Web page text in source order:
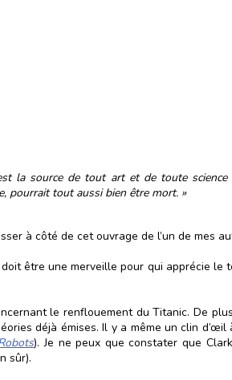
la source de tout art et de toute
pourrait tout aussi bien être mort.»
à côté de cet ouvrage de l’un de mes
être une merveille pour qui apprécie le
le renflouement du Titanic. De
déjà émises. Il y a même un clin d’œil
). Je ne peux que constater que
sûr).